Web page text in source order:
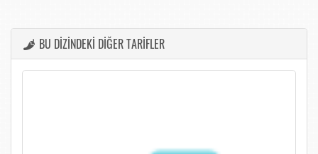
BU DİZİNDEKİ DİĞER TARİFLER